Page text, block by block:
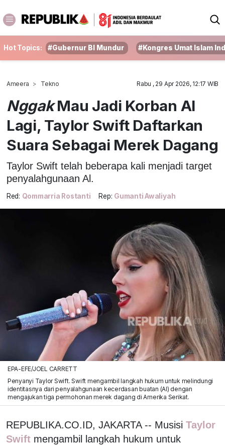
Hot Topics: #Gubernur BI Mundur #Kongres Umat Islam
Ameera Tekno Rabu , 29 Apr 2026, 12:17 WIB
NggakMau Jadi Korban AI
Lagi, Taylor Swift Daftarkan
Suara Sebagai Merek Dagang
Taylor Swift telah beberapa kali menjadi target
penyalahgunaan Al.
Red: Qommarria Rostanti Rep: Gumanti Awaliyah
EPA-EFE/JOEL CARRETT
Penyanyi Taylor Swift. Swift mengambil langkah hukum untuk melindungi
identitasnya dari penyalahgunaan kecerdasan buatan (Al) dengan
mengajukan tiga permohonan merek dagang di Amerika Serikat.
REPUBLIKA.CO.ID, JAKARTA -- Musisi Taylor
Swift mengambil langkah hukum untuk